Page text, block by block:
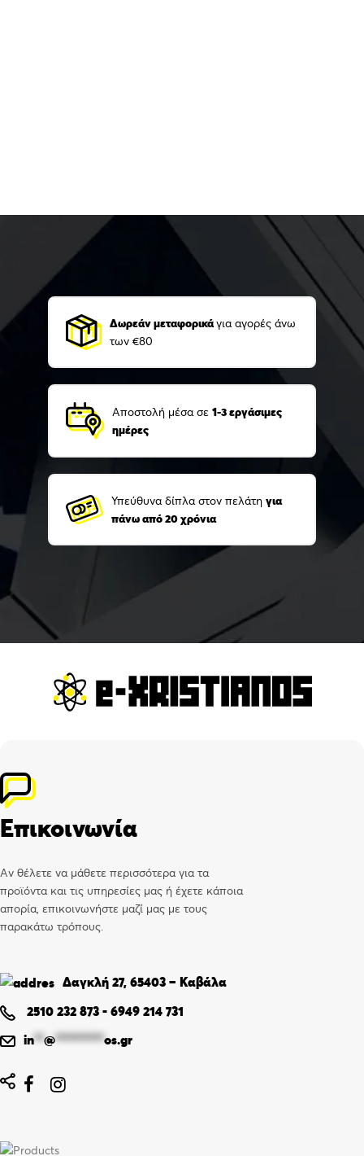
Δωρεάν μεταφορικάγια αγορές άνω
των €80
Αποστολή μέσα σε 1-3 εργάσιμες
ημέρες
Υπεύθυνα δίπλα στον πελάτη για
πάνω από 20 χρόνια
Επικοινωνία
Αν θέλετε να μάθετε περισσότερα για τα
προϊόντα και τις υπηρεσίες μας ή έχετε κάποια
απορία, επικοινωνήστε μαζί μας με τους
παρακάτω τρόπους.
Δαγκλή 27, 65403 – Καβάλα
2510 232 873 - 6949 214 731
in**@**********os.gr
 